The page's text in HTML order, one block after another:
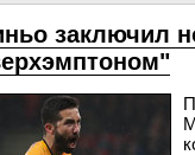
заключил